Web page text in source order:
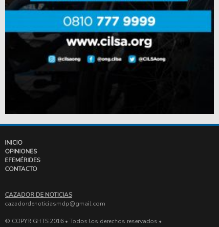
INICIO
OPINIONES
EFEMÉRIDES
CONTACTO
CAZADOR DE NOTICIAS
cazadordenoticiasmdp@gmail.com
© COPYRIGHTS 2016 • Todos los derechos reservados •